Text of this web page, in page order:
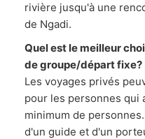
rivière jusqu'à une
de Ngadi.
Quel est le meilleur
de groupe/départ fixe?
Les voyages privés
pour les personnes qui
minimum de
d'un guide et d'un